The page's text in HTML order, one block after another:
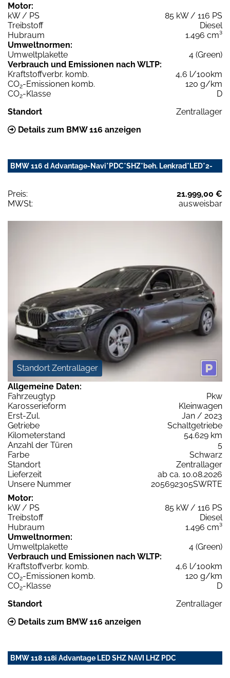
Motor:
kW / PS
85 kW / 116 PS
Treibstoff
Diesel
Hubraum
1.496 cm³
Umweltnormen:
Umweltplakette
4 (Green)
Verbrauch und Emissionen nach WLTP:
Kraftstoffverbr. komb.
4,6 l/100km
CO2-Emissionen komb.
120 g/km
CO2-Klasse
D
Standort
Zentrallager
Details zum BMW 116 anzeigen
BMW 116 d Advantage-Navi*PDC*SHZ*beh. Lenkrad*LED*2-
Preis:
21.999,00 €
MWSt:
ausweisbar
Standort Zentrallager
Allgemeine Daten:
Fahrzeugtyp
Pkw
Karosserieform
Kleinwagen
Erst-Zul.
Jan / 2023
Getriebe
Schaltgetriebe
Kilometerstand
54.629 km
Anzahl der Türen
5
Farbe
Schwarz
Standort
Zentrallager
Lieferzeit
ab ca. 10.08.2026
Unsere Nummer
205692305SWRTE
Motor:
kW / PS
85 kW / 116 PS
Treibstoff
Diesel
Hubraum
1.496 cm³
Umweltnormen:
Umweltplakette
4 (Green)
Verbrauch und Emissionen nach WLTP:
Kraftstoffverbr. komb.
4,6 l/100km
CO2-Emissionen komb.
120 g/km
CO2-Klasse
D
Standort
Zentrallager
Details zum BMW 116 anzeigen
BMW 118 118i Advantage LED SHZ NAVI LHZ PDC